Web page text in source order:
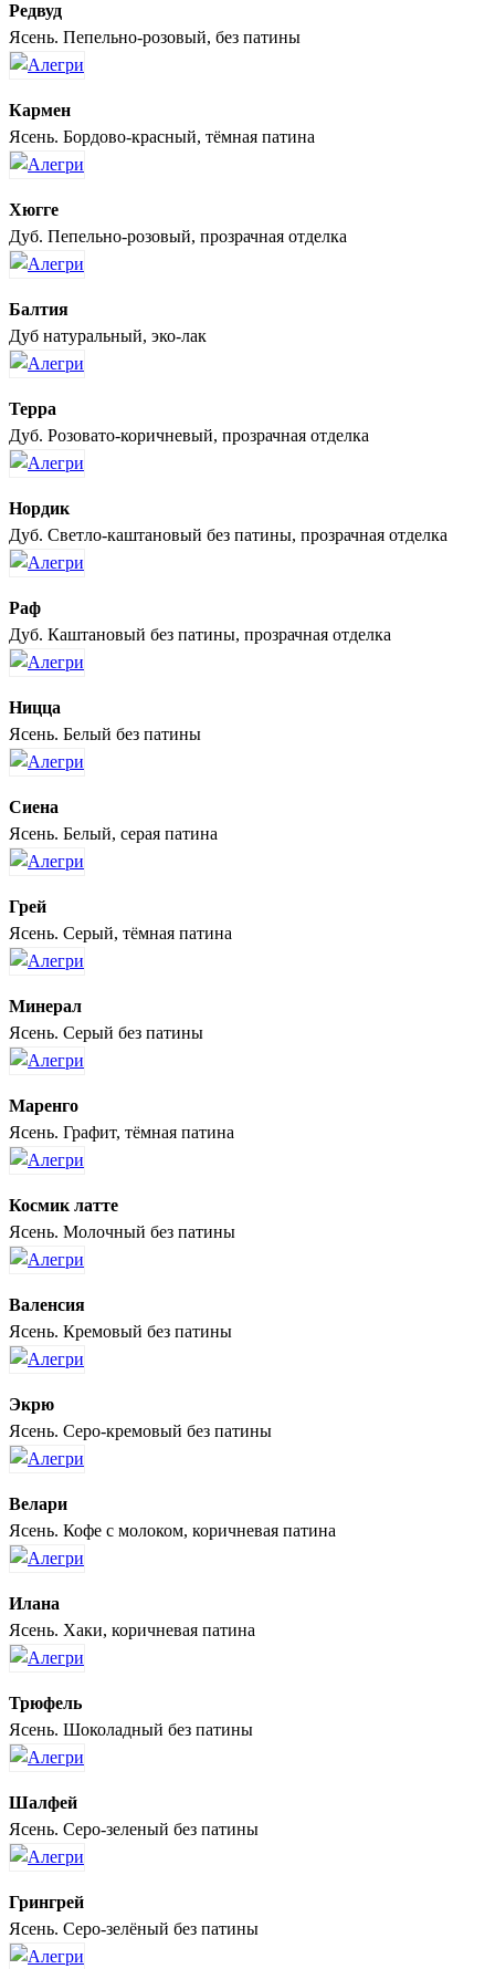
Редвуд
Ясень. Пепельно-розовый, без патины
Кармен
Ясень. Бордово-красный, тёмная патина
Хюгге
Дуб. Пепельно-розовый, прозрачная отделка
Балтия
Дуб натуральный, эко-лак
Терра
Дуб. Розовато-коричневый, прозрачная отделка
Нордик
Дуб. Светло-каштановый без патины, прозрачная отделка
Раф
Дуб. Каштановый без патины, прозрачная отделка
Ницца
Ясень. Белый без патины
Сиена
Ясень. Белый, серая патина
Грей
Ясень. Серый, тёмная патина
Минерал
Ясень. Серый без патины
Маренго
Ясень. Графит, тёмная патина
Космик латте
Ясень. Молочный без патины
Валенсия
Ясень. Кремовый без патины
Экрю
Ясень. Серо-кремовый без патины
Велари
Ясень. Кофе с молоком, коричневая патина
Илана
Ясень. Хаки, коричневая патина
Трюфель
Ясень. Шоколадный без патины
Шалфей
Ясень. Серо-зеленый без патины
Грингрей
Ясень. Серо-зелёный без патины